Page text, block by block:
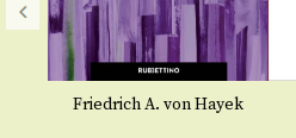
Friedrich A. von Hayek